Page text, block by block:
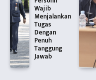
Wajib
Menjalankan
Tugas
Dengan
Penuh
Tanggung
Jawab